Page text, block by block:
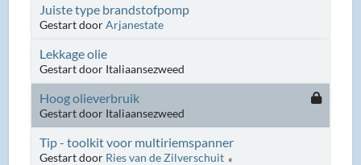
Juiste type brandstofpomp
Gestart doorArjanestate
Lekkage olie
Gestart door Italiaansezweed
Hoog olieverbruik
Gestart door Italiaansezweed
Tip - toolkit voor multiriemspanner
Gestart door Ries van de Zilverschuit